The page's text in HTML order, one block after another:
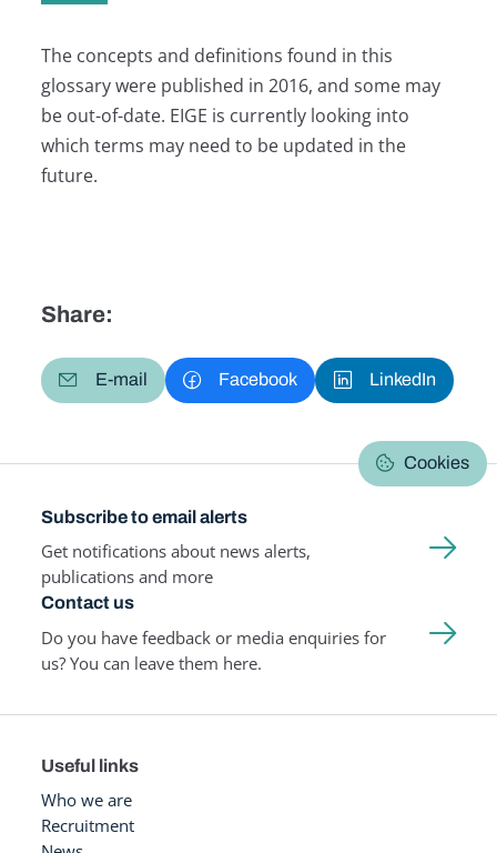
The concepts and definitions found in this
glossary were published in 2016, and some may
be out-of-date. EIGE is currently looking into
which terms may need to be updated in the
future.
Share:
E-mail Facebook LinkedIn
Cookies
Subscribe to email alerts
Get notifications about news alerts,
publications and more
Contact us
Do you have feedback or media enquiries for
us? You can leave them here.
Useful links
Who we are
Recruitment